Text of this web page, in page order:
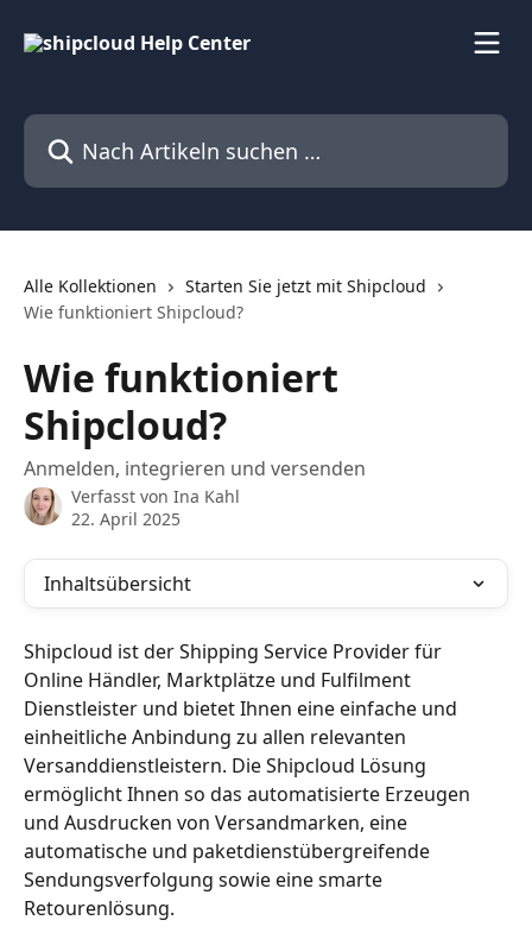
Nach Artikeln suchen …
Alle Kollektionen
Starten Sie jetzt mit Shipcloud
Wie funktioniert Shipcloud?
Wie funktioniert
Shipcloud?
Anmelden, integrieren und versenden
Verfasst von Ina Kahl
22. April 2025
Inhaltsübersicht
Shipcloud ist der Shipping Service Provider für
Online Händler, Marktplätze und Fulfilment
Dienstleister und bietet Ihnen eine einfache und
einheitliche Anbindung zu allen relevanten
Versanddienstleistern. Die Shipcloud Lösung
ermöglicht Ihnen so das automatisierte Erzeugen
und Ausdrucken von Versandmarken, eine
automatische und paketdienstübergreifende
Sendungsverfolgung sowie eine smarte
Retourenlösung.